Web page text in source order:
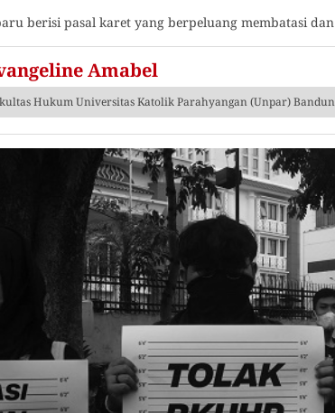
berisi pasal karet yang berpeluang membatasi
Amabel
Hukum Universitas Katolik Parahyangan (Unpar)